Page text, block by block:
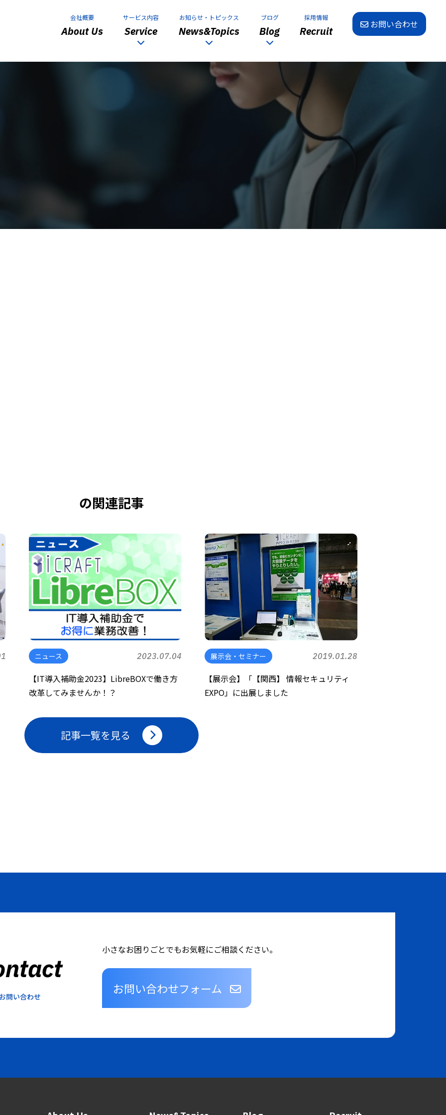
会社概要
About Us
サービス内容
Service
お知らせ・トピックス
News&Topics
ブログ
Blog
採用情報
Recruit
お問い合わせ
の関連記事
ニュース 2023.07.04
【IT導入補助金2023】LibreBOXで働き方
改革してみませんか！？
展示会・セミナー 2019.01.28
【展示会】「【関西】 情報セキュリティ
EXPO」に出展しました
記事一覧を見る
問い合わせ
小さなお困りごとでもお気軽にご相談ください。
お問い合わせフォーム